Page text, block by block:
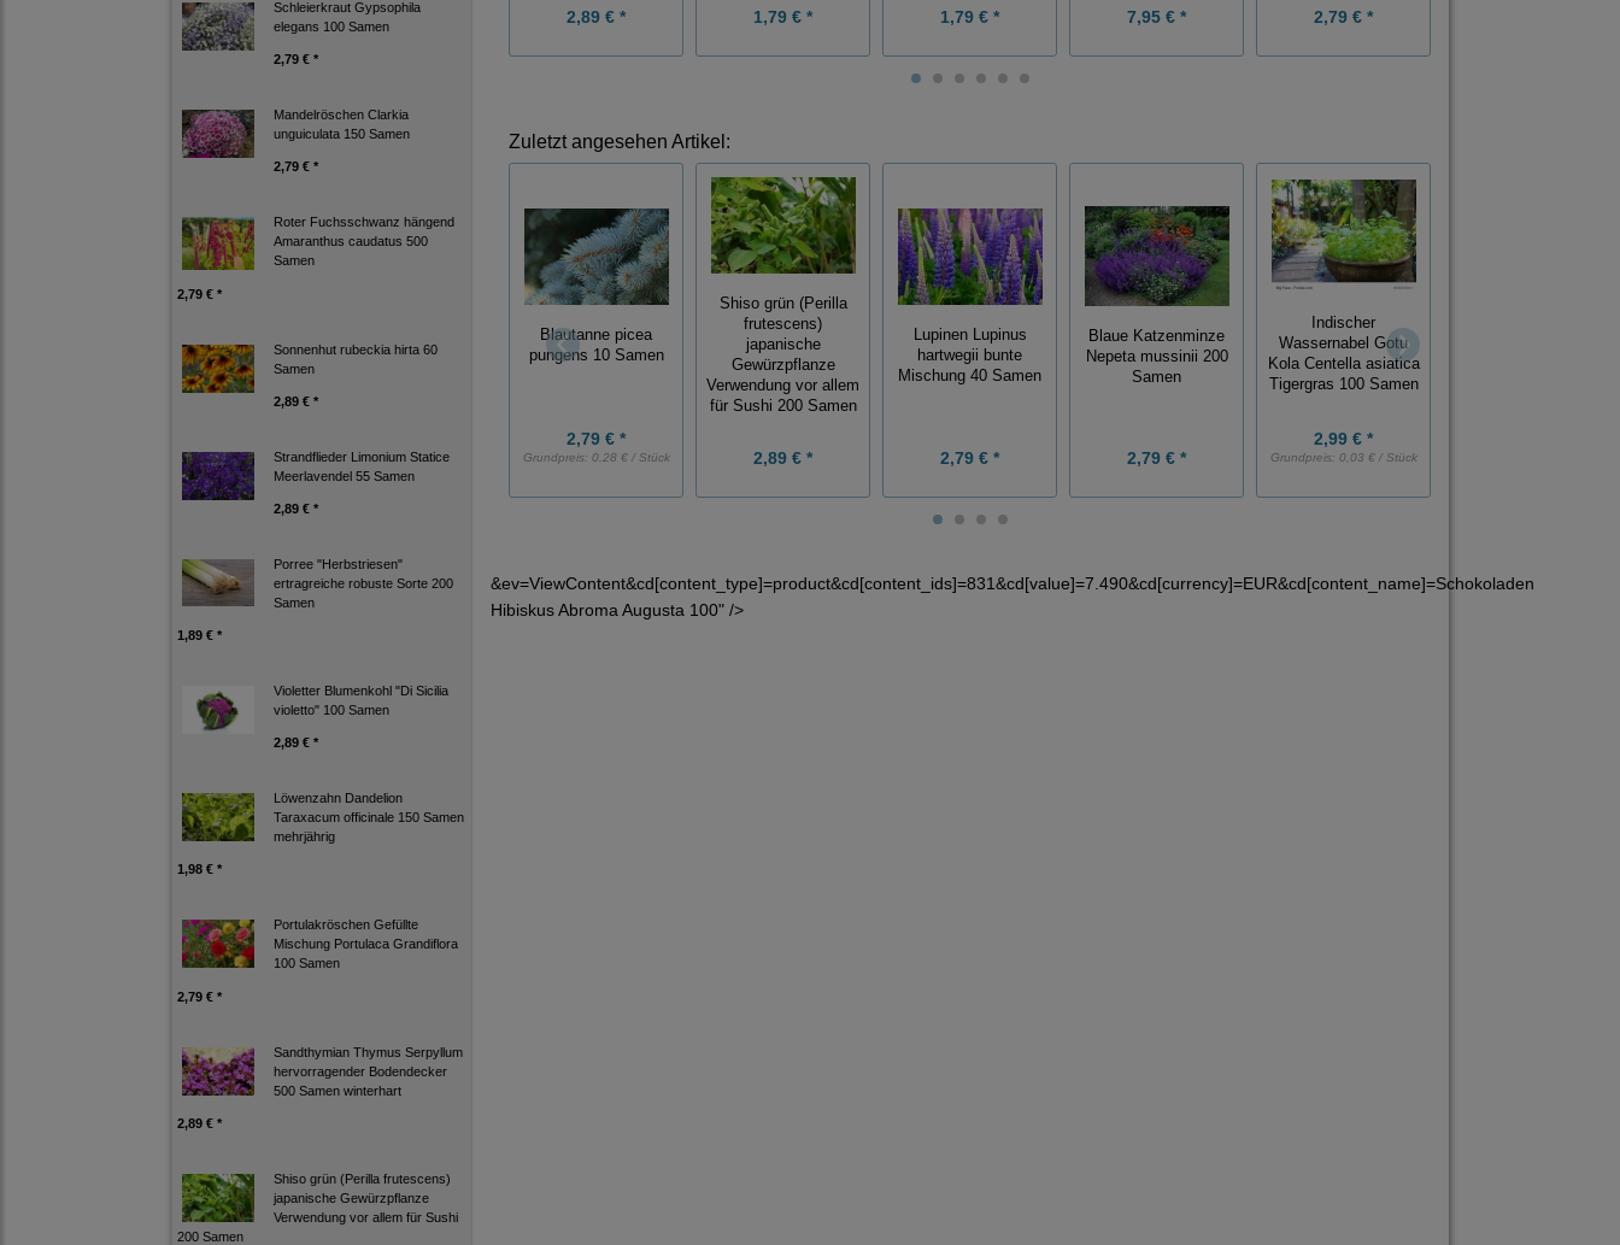
Schleierkraut Gypsophila
elegans 100 Samen
2,79 € *
Mandelröschen Clarkia
unguiculata 150 Samen
2,79 € *
Roter Fuchsschwanz hängend
Amaranthus caudatus 500
Samen
2,79 € *
Sonnenhut rubeckia hirta 60
Samen
2,89 € *
Strandflieder Limonium Statice
Meerlavendel 55 Samen
2,89 € *
Porree "Herbstriesen"
ertragreiche robuste Sorte 200
Samen
1,89 € *
Violetter Blumenkohl "Di Sicilia
violetto" 100 Samen
2,89 € *
Löwenzahn Dandelion
Taraxacum officinale 150 Samen
mehrjährig
1,98 € *
Portulakröschen Gefüllte
Mischung Portulaca Grandiflora
100 Samen
2,79 € *
Sandthymian Thymus Serpyllum
hervorragender Bodendecker
500 Samen winterhart
2,89 € *
Shiso grün (Perilla frutescens)
japanische Gewürzpflanze
Verwendung vor allem für Sushi
200 Samen
2,89 € * 1,79 € * 1,79 € * 7,95 € * 2,79 € *
Zuletzt angesehen Artikel:
Blautanne picea
pungens 10 Samen
2,79 € *
Grundpreis: 0,28 € / Stück
Shiso grün (Perilla
frutescens)
japanische
Gewürzpflanze
Verwendung vor allem
für Sushi 200 Samen
2,89 € *
Lupinen Lupinus
hartwegii bunte
Mischung 40 Samen
2,79 € *
Blaue Katzenminze
Nepeta mussinii 200
Samen
2,79 € *
Indischer
Wassernabel Gotu
Kola Centella asiatica
Tigergras 100 Samen
2,99 € *
Grundpreis: 0,03 € / Stück
&ev=ViewContent&cd[content_type]=product&cd[content_ids]=831&cd[value]=7.490&cd[currency]=EUR&cd[content_name]=Schokoladen
Hibiskus Abroma Augusta 100" />